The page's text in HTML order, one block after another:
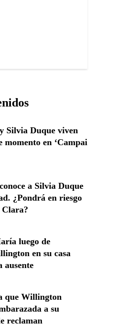
Silvia Duque viven
momento en ‘Campai
a Silvia Duque
¿Pondrá en riesgo
Clara?
luego de
en su casa
ausente
que Willington
a su
reclaman